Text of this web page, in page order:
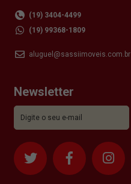
(19) 3404-4499
(19) 99368-1809
aluguel@sassiimoveis.com.br
Newsletter